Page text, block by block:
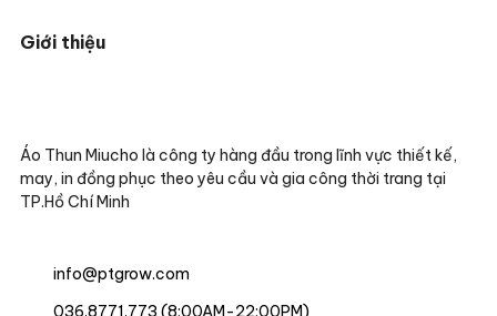
Giới thiệu
Áo Thun Miucho là công ty hàng đầu trong lĩnh vực thiết kế,
may, in đồng phục theo yêu cầu và gia công thời trang tại
TP.Hồ Chí Minh
info@ptgrow.com
036.8771.773 (8:00AM-22:00PM)